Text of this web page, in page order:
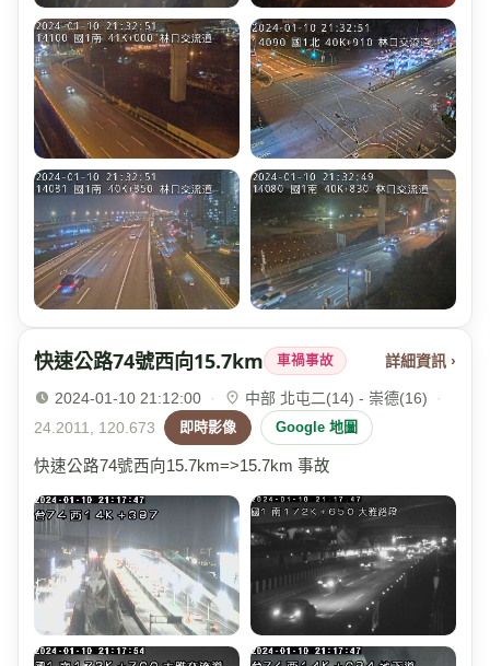
快速公路74號西向15.7km 車禍事故 詳細資訊 ›
2024-01-10 21:12:00 · 中部 北屯二(14) - 崇德(16)
·
24.2011, 120.673
即時影像 Google 地圖
快速公路74號西向15.7km=>15.7km 事故